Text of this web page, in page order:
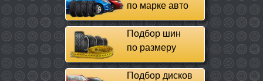
по марке авто
Подбор шин
по размеру
Подбор дисков